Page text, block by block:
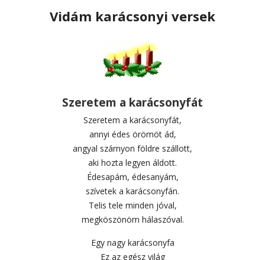
Vidám karácsonyi versek
Szeretem a karácsonyfát
Szeretem a karácsonyfát,
annyi édes örömöt ád,
angyal szárnyon földre szállott,
aki hozta legyen áldott.
Édesapám, édesanyám,
szívetek a karácsonyfán.
Telis tele minden jóval,
megköszönöm hálaszóval.
Egy nagy karácsonyfa
Ez az egész világ